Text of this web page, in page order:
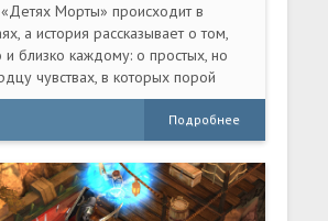
Морты» происходит в
а история рассказывает о том,
и близко каждому: о простых, но
чувствах, в которых порой
признаться, о любви и надежде,
потерях и великих жертвах,
идем ради спасения тех, кто
дорог.
Подробнее